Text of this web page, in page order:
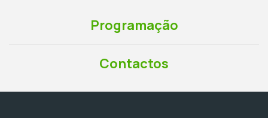
Programação
Contactos